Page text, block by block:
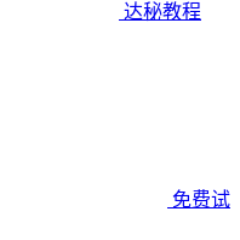
达秘教程
免费试